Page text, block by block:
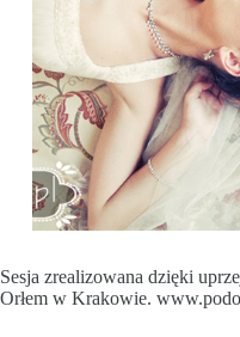
Sesja zrealizowana dzięki
Orłem w Krakowie.